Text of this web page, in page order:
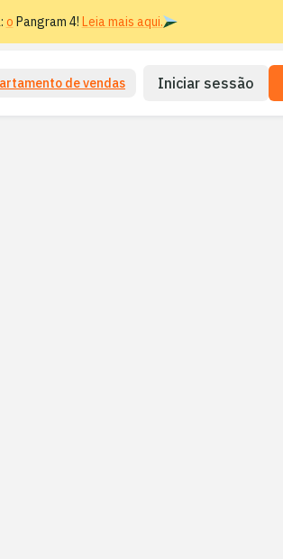
o Pangram 4! Leia mais aqui.
de vendas Iniciar sessão